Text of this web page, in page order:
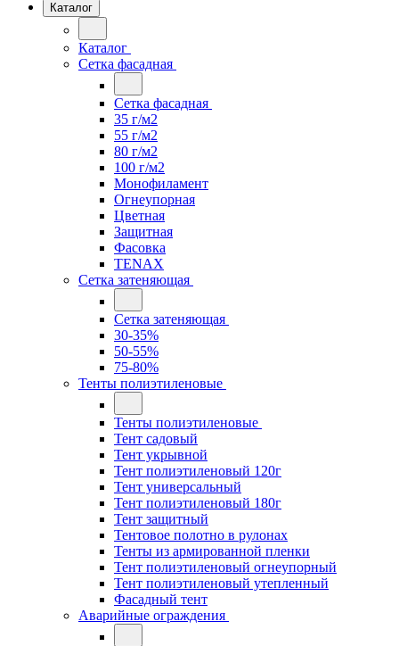
Каталог
Каталог
Сетка фасадная
Сетка фасадная
35 г/м2
55 г/м2
80 г/м2
100 г/м2
Монофиламент
Огнеупорная
Цветная
Защитная
Фасовка
TENAX
Сетка затеняющая
Сетка затеняющая
30-35%
50-55%
75-80%
Тенты полиэтиленовые
Тенты полиэтиленовые
Тент садовый
Тент укрывной
Тент полиэтиленовый 120г
Тент универсальный
Тент полиэтиленовый 180г
Тент защитный
Тентовое полотно в рулонах
Тенты из армированной пленки
Тент полиэтиленовый огнеупорный
Тент полиэтиленовый утепленный
Фасадный тент
Аварийные ограждения